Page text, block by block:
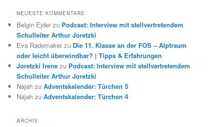
NEUESTE KOMMENTARE
Belgin Ejder zu Podcast: Interview mit stellvertretendem
Schulleiter Arthur Joretzki
Eva Rademaker zu Die 11. Klasse an der FOS – Alptraum
oder leicht überwindbar? | Tipps & Erfahrungen
Joretzki Irene zu Podcast: Interview mit stellvertretendem
Schulleiter Arthur Joretzki
Najah zuAdventskalender: Türchen 5
Najah zuAdventskalender: Türchen 4
ARCHIV